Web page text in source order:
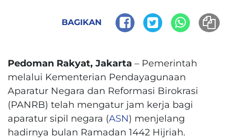
BAGIKAN
Pedoman Rakyat, Jakarta – Pemerintah
melalui Kementerian Pendayagunaan
Aparatur Negara dan Reformasi Birokrasi
(PANRB) telah mengatur jam kerja bagi
aparatur sipil negara (ASN) menjelang
hadirnya bulan Ramadan 1442 Hijriah.